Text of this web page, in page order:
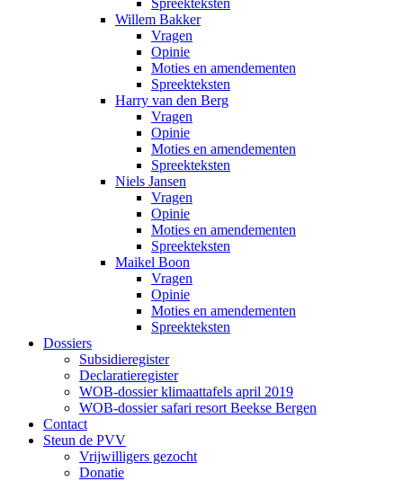
Spreekteksten
Willem Bakker
Vragen
Opinie
Moties en amendementen
Spreekteksten
Harry van den Berg
Vragen
Opinie
Moties en amendementen
Spreekteksten
Niels Jansen
Vragen
Opinie
Moties en amendementen
Spreekteksten
Maikel Boon
Vragen
Opinie
Moties en amendementen
Spreekteksten
Dossiers
Subsidieregister
Declaratieregister
WOB-dossier klimaattafels april 2019
WOB-dossier safari resort Beekse Bergen
Contact
Steun de PVV
Vrijwilligers gezocht
Donatie